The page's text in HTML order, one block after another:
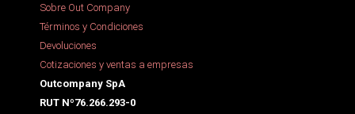
Sobre Out Company
Términos y Condiciones
Devoluciones
Cotizaciones y ventas a empresas
Outcompany SpA
RUT Nº76.266.293-0